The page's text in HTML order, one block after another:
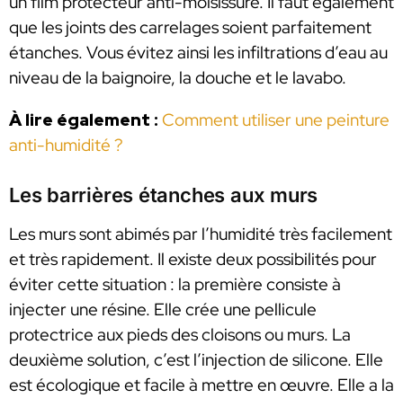
que les joints des carrelages soient parfaitement
étanches. Vous évitez ainsi les infiltrations d’eau au
niveau de la baignoire, la douche et le lavabo.
À lire également : Comment utiliser une peinture
anti-humidité ?
Les barrières étanches aux murs
Les murs sont abimés par l’humidité très facilement
et très rapidement. Il existe deux possibilités pour
éviter cette situation : la première consiste à
injecter une résine. Elle crée une pellicule
protectrice aux pieds des cloisons ou murs. La
deuxième solution, c’est l’injection de silicone. Elle
est écologique et facile à mettre en œuvre. Elle a la